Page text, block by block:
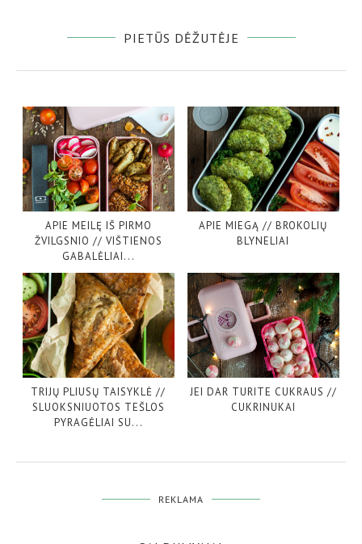
PIETŪS DĖŽUTĖJE
APIE MEILĘ IŠ PIRMO
ŽVILGSNIO // VIŠTIENOS
GABALĖLIAI...
APIE MIEGĄ // BROKOLIŲ
BLYNELIAI
TRIJŲ PLIUSŲ TAISYKLĖ //
SLUOKSNIUOTOS TEŠLOS
PYRAGĖLIAI SU...
JEI DAR TURITE CUKRAUS //
CUKRINUKAI
REKLAMA